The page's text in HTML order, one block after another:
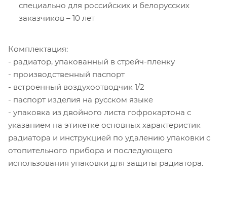
специально для российских и белорусских
заказчиков – 10 лет
Комплектация:
- радиатор, упакованный в стрейч-пленку
- производственный паспорт
- встроенный воздухоотводчик 1/2
- паспорт изделия на русском языке
- упаковка из двойного листа гофрокартона с
указанием на этикетке основных характеристик
радиатора и инструкцией по удалению упаковки с
отопительного прибора и последующего
использования упаковки для защиты радиатора.